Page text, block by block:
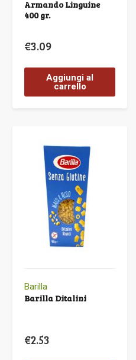
Armando Linguine
400 gr.
€3.09
Aggiungi al
carrello
Barilla
Barilla Ditalini
€2.53